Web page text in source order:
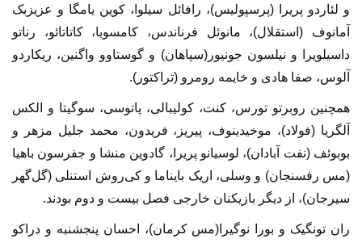
و لئاردو پریرا (پرسپولیس)، رافائل سیلوا، کوین یامگا و عزیزبک
آمانوف (استقلال)، مانوئل فرناندس، کامسوبا، کاتاتائو، رناتو
داسیلویرا و نیلسون جونیور(سپاهان) و گوستاوو واگنین، ریکاردو
آلوس، صفا هادی و خایمه رومرو (تراکتور).
همچنین روبرتو تورس، کنت، کولیبالی، پاتوسی، سوگیتا و الکس
آلگریا (فولاد)، موخیدینوف، پیریز، فریدون، محمد جلیل مزهر و
بوبوئف (نفت آبادان)، لوسیانو پریرا، گادوین منشا و جفرسون باهیا
(مس رفسنجان) و وسلی، اریک بایناما و کی‌روش استنلی (گل‌گهر
سیرجان)، از دیگر بازیکنان خارجی فصل بیست و دوم بودند.
ران تونگیک و بورا نوگیرا(مس کرمان)، احسان پنجشنبه و دراکو